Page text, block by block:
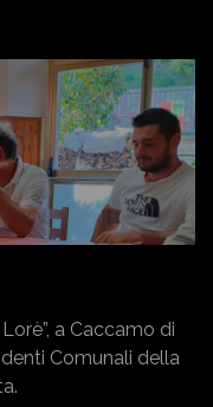
a Caccamo di
Comunali della